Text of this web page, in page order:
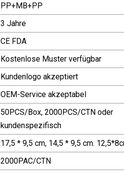
PP+MB+PP
3 Jahre
CE FDA
Kostenlose Muster verfügbar
Kundenlogo akzeptiert
OEM-Service akzeptabel
50PCS/Box, 2000PCS/CTN oder
kundenspezifisch
17,5 * 9,5 cm, 14,5 * 9,5 cm.
2000PAC/CTN